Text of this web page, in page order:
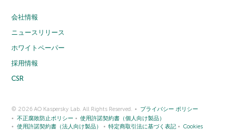
会社情報
ニュースリリース
ホワイトペーパー
採用情報
CSR
© 2026 AO Kaspersky Lab. All Rights Reserved.
プライバシー ポリシー
不正腐敗防止ポリシー
使用許諾契約書（個人向け製品）
使用許諾契約書（法人向け製品）
特定商取引法に基づく表記 Cookies